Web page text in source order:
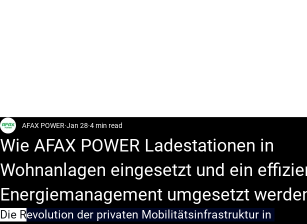
Wie AFAX POWER Ladestationen in
Wohnanlagen eingesetzt und ein
Energiemanagement umgesetzt
AFAX POWER Jan 28 4 min read
Die Revolution der privaten Mobilitätsinfrastruktur in